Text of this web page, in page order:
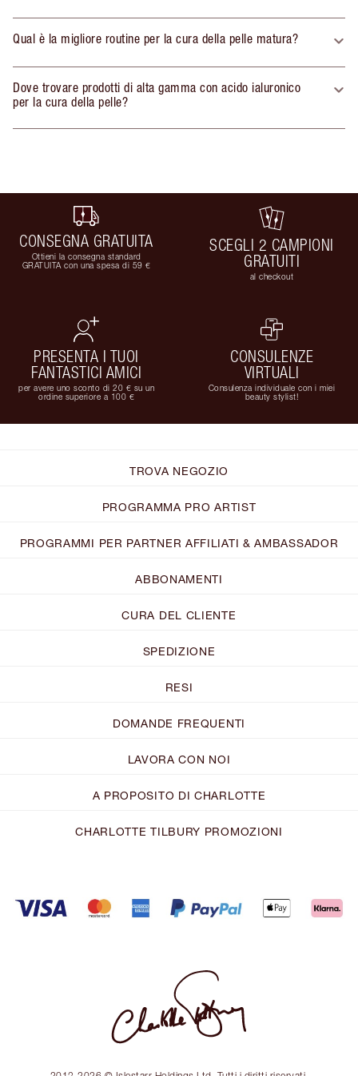
Qual è la migliore routine per la cura della pelle matura?
Dove trovare prodotti di alta gamma con acido ialuronico
per la cura della pelle?
CONSEGNA GRATUITA
Ottieni la consegna standard
GRATUITA con una spesa di 59 €
SCEGLI 2 CAMPIONI
GRATUITI
al checkout
PRESENTA I TUOI
FANTASTICI AMICI
per avere uno sconto di 20 € su un
ordine superiore a 100 €
CONSULENZE
VIRTUALI
Consulenza individuale con i miei
beauty stylist!
TROVA NEGOZIO
PROGRAMMA PRO ARTIST
PROGRAMMI PER PARTNER AFFILIATI & AMBASSADOR
ABBONAMENTI
CURA DEL CLIENTE
SPEDIZIONE
RESI
DOMANDE FREQUENTI
LAVORA CON NOI
A PROPOSITO DI CHARLOTTE
CHARLOTTE TILBURY PROMOZIONI